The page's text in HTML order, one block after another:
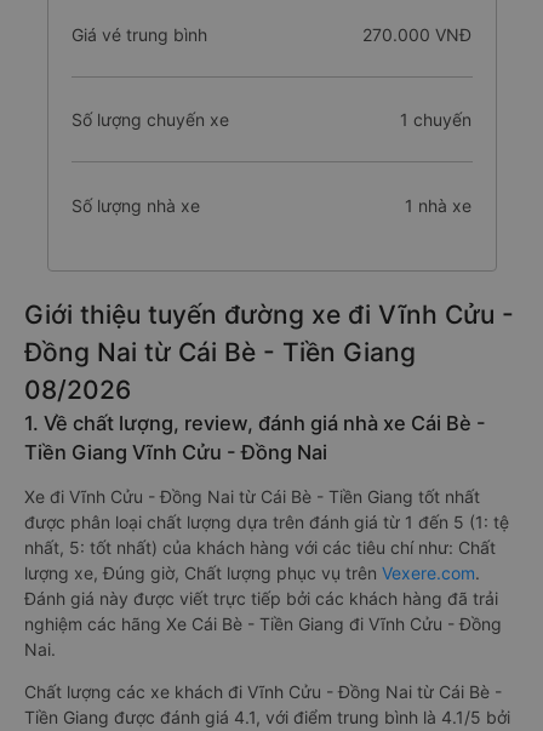
Giá vé trung bình 270.000 VNĐ
Số lượng chuyến xe 1 chuyến
Số lượng nhà xe 1 nhà xe
Giới thiệu tuyến đường xe đi Vĩnh Cửu -
Đồng Nai từ Cái Bè - Tiền Giang
08/2026
1. Về chất lượng, review, đánh giá nhà xe Cái Bè -
Tiền Giang Vĩnh Cửu - Đồng Nai
Xe đi Vĩnh Cửu - Đồng Nai từ Cái Bè - Tiền Giang tốt nhất
được phân loại chất lượng dựa trên đánh giá từ 1 đến 5 (1: tệ
nhất, 5: tốt nhất) của khách hàng với các tiêu chí như: Chất
lượng xe, Đúng giờ, Chất lượng phục vụ trên Vexere.com.
Đánh giá này được viết trực tiếp bởi các khách hàng đã trải
nghiệm các hãng Xe Cái Bè - Tiền Giang đi Vĩnh Cửu - Đồng
Nai.
Chất lượng các xe khách đi Vĩnh Cửu - Đồng Nai từ Cái Bè -
Tiền Giang được đánh giá 4.1, với điểm trung bình là 4.1/5 bởi